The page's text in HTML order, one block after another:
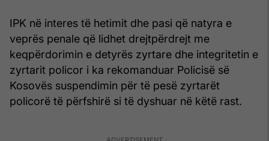
IPK në interes të hetimit dhe pasi që natyra e
veprës penale që lidhet drejtpërdrejt me
keqpërdorimin e detyrës zyrtare dhe integritetin e
zyrtarit policor i ka rekomanduar Policisë së
Kosovës suspendimin për të pesë zyrtarët
policorë të përfshirë si të dyshuar në këtë rast.